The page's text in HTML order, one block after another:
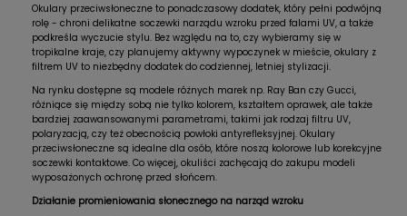
Okulary przeciwsłoneczne to ponadczasowy dodatek, który pełni podwójną
rolę - chroni delikatne soczewki narządu wzroku przed falami UV, a także
podkreśla wyczucie stylu. Bez względu na to, czy wybieramy się w
tropikalne kraje, czy planujemy aktywny wypoczynek w mieście, okulary z
filtrem UV to niezbędny dodatek do codziennej, letniej stylizacji.
Na rynku dostępne są modele różnych marek np. Ray Ban czy Gucci,
różniące się między sobą nie tylko kolorem, kształtem oprawek, ale także
bardziej zaawansowanymi parametrami, takimi jak rodzaj filtru UV,
polaryzacją, czy też obecnością powłoki antyrefleksyjnej. Okulary
przeciwsłoneczne są idealne dla osób, które noszą kolorowe lub korekcyjne
soczewki kontaktowe. Co więcej, okuliści zachęcają do zakupu modeli
wyposażonych ochronę przed słońcem.
Działanie promieniowania słonecznego na narząd wzroku